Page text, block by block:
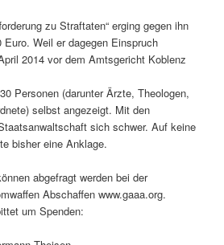
zu Straftaten“ erging gegen ihn
Weil er dagegen Einspruch
2014 vor dem Amtsgericht Koblenz
Personen (darunter Ärzte, Theologen,
selbst angezeigt. Mit den
sich schwer. Auf keine
bisher eine Anklage.
abgefragt werden bei der
Abschaffen www.gaaa.org.
um Spenden: